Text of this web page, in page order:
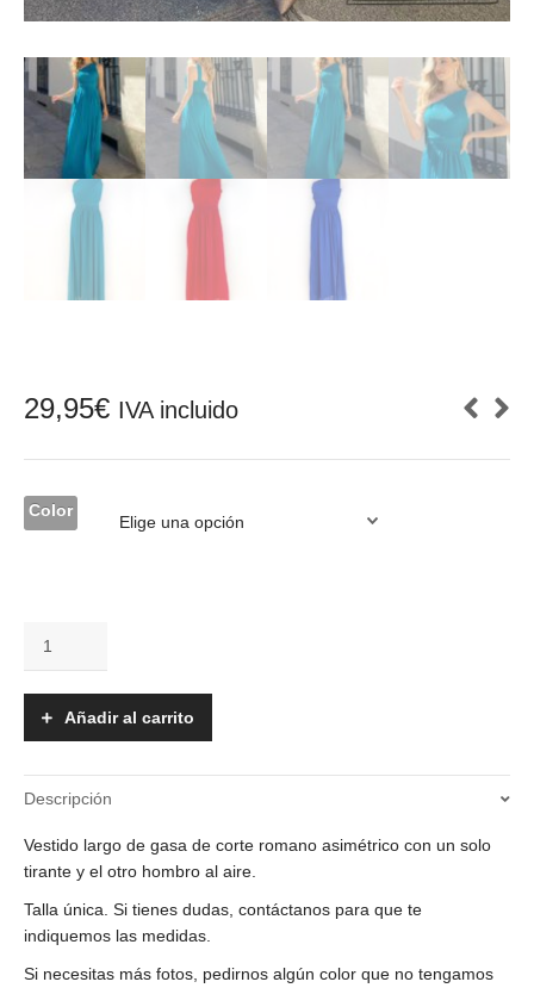
29,95€ IVA incluido
Color
Añadir al carrito
Descripción
Vestido largo de gasa de corte romano asimétrico con un solo
tirante y el otro hombro al aire.
Talla única. Si tienes dudas, contáctanos para que te
indiquemos las medidas.
Si necesitas más fotos, pedirnos algún color que no tengamos